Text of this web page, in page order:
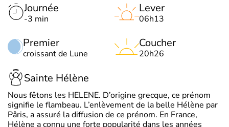
Journée
-3 min
Premier
croissant de Lune
Lever
06h13
Coucher
20h26
Sainte Hélène
Nous fêtons les HELENE. D’origine grecque, ce prénom
signifie le flambeau. L’enlèvement de la belle Hélène par
Pâris, a assuré la diffusion de ce prénom. En France,
Hélène a connu une forte popularité dans les années